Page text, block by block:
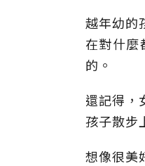
越年幼的
在對什麼
的。
還記得，
孩子散步
想像很美